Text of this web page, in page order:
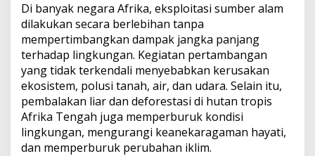
Di banyak negara Afrika, eksploitasi sumber alam
dilakukan secara berlebihan tanpa
mempertimbangkan dampak jangka panjang
terhadap lingkungan. Kegiatan pertambangan
yang tidak terkendali menyebabkan kerusakan
ekosistem, polusi tanah, air, dan udara. Selain itu,
pembalakan liar dan deforestasi di hutan tropis
Afrika Tengah juga memperburuk kondisi
lingkungan, mengurangi keanekaragaman hayati,
dan memperburuk perubahan iklim.